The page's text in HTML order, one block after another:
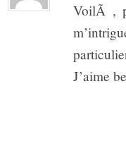
VoilÃ ,
J’aime